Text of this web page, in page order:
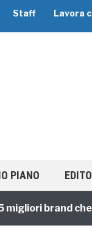
Staff Lavora
PIANO
brand che